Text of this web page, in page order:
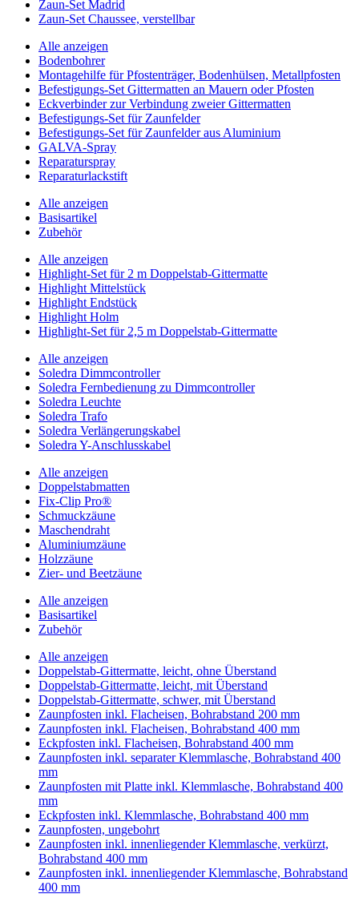
Zaun-Set Madrid
Zaun-Set Chaussee, verstellbar
Alle anzeigen
Bodenbohrer
Montagehilfe für Pfostenträger, Bodenhülsen, Metallpfosten
Befestigungs-Set Gittermatten an Mauern oder Pfosten
Eckverbinder zur Verbindung zweier Gittermatten
Befestigungs-Set für Zaunfelder
Befestigungs-Set für Zaunfelder aus Aluminium
GALVA-Spray
Reparaturspray
Reparaturlackstift
Alle anzeigen
Basisartikel
Zubehör
Alle anzeigen
Highlight-Set für 2 m Doppelstab-Gittermatte
Highlight Mittelstück
Highlight Endstück
Highlight Holm
Highlight-Set für 2,5 m Doppelstab-Gittermatte
Alle anzeigen
Soledra Dimmcontroller
Soledra Fernbedienung zu Dimmcontroller
Soledra Leuchte
Soledra Trafo
Soledra Verlängerungskabel
Soledra Y-Anschlusskabel
Alle anzeigen
Doppelstabmatten
Fix-Clip Pro®
Schmuckzäune
Maschendraht
Aluminiumzäune
Holzzäune
Zier- und Beetzäune
Alle anzeigen
Basisartikel
Zubehör
Alle anzeigen
Doppelstab-Gittermatte, leicht, ohne Überstand
Doppelstab-Gittermatte, leicht, mit Überstand
Doppelstab-Gittermatte, schwer, mit Überstand
Zaunpfosten inkl. Flacheisen, Bohrabstand 200 mm
Zaunpfosten inkl. Flacheisen, Bohrabstand 400 mm
Eckpfosten inkl. Flacheisen, Bohrabstand 400 mm
Zaunpfosten inkl. separater Klemmlasche, Bohrabstand 400
mm
Zaunpfosten mit Platte inkl. Klemmlasche, Bohrabstand 400
mm
Eckpfosten inkl. Klemmlasche, Bohrabstand 400 mm
Zaunpfosten, ungebohrt
Zaunpfosten inkl. innenliegender Klemmlasche, verkürzt,
Bohrabstand 400 mm
Zaunpfosten inkl. innenliegender Klemmlasche, Bohrabstand
400 mm